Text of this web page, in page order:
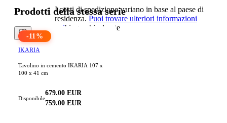
I costi di spedizione variano in base al paese di
residenza. Puoi trovare ulteriori informazioni
quibiographical note
Prodotti della stessa serie
-11 %
IKARIA
Tavolino in cemento IKARIA 107 x
100 x 41 cm
Disponibile
679.00 EUR
759.00 EUR